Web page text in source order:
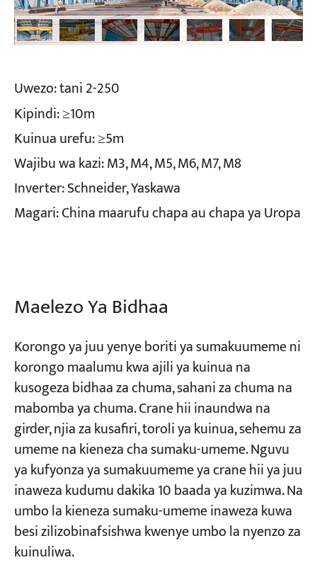
Habari
Maombi
Wasiliana nasi
Uwezo: tani 2-250
Kipindi: ≥10m
Kuinua urefu: ≥5m
Wajibu wa kazi: M3, M4, M5, M6, M7, M8
Inverter: Schneider, Yaskawa
Magari: China maarufu chapa au chapa ya Uropa
Maelezo Ya Bidhaa
Korongo ya juu yenye boriti ya sumakuumeme ni
korongo maalumu kwa ajili ya kuinua na
kusogeza bidhaa za chuma, sahani za chuma na
mabomba ya chuma. Crane hii inaundwa na
girder, njia za kusafiri, toroli ya kuinua, sehemu za
umeme na kieneza cha sumaku-umeme. Nguvu
ya kufyonza ya sumakuumeme ya crane hii ya juu
inaweza kudumu dakika 10 baada ya kuzimwa. Na
umbo la kieneza sumaku-umeme inaweza kuwa
besi zilizobinafsishwa kwenye umbo la nyenzo za
kuinuliwa.